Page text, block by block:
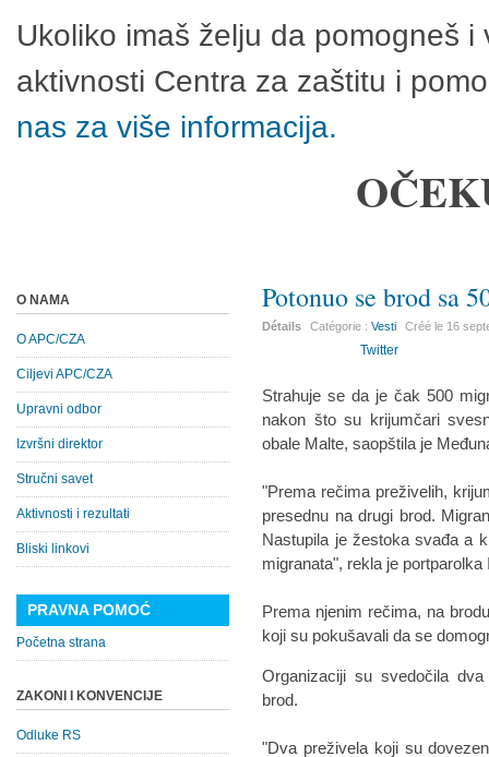
Ukoliko imaš želju da pomogneš
aktivnosti Centra za zaštitu i
nas za više informacija.
Potonuo se brod sa
Détails Catégorie :Vesti Créé le 16
Twitter
Strahuje se da je čak 500
nakon što su krijumčari
obale Malte, saopštila je
"Prema rečima preživelih,
presednu na drugi brod.
Nastupila je žestoka svađa a
migranata", rekla je
Prema njenim rečima, na
koji su pokušavali da se
Organizaciji su svedočila
brod.
"Dva preživela koji su
O NAMA
O APC/CZA
Ciljevi APC/CZA
Upravni odbor
Izvršni direktor
Stručni savet
Aktivnosti i rezultati
Bliski linkovi
PRAVNA POMOĆ
Početna strana
ZAKONI I KONVENCIJE
Odluke RS